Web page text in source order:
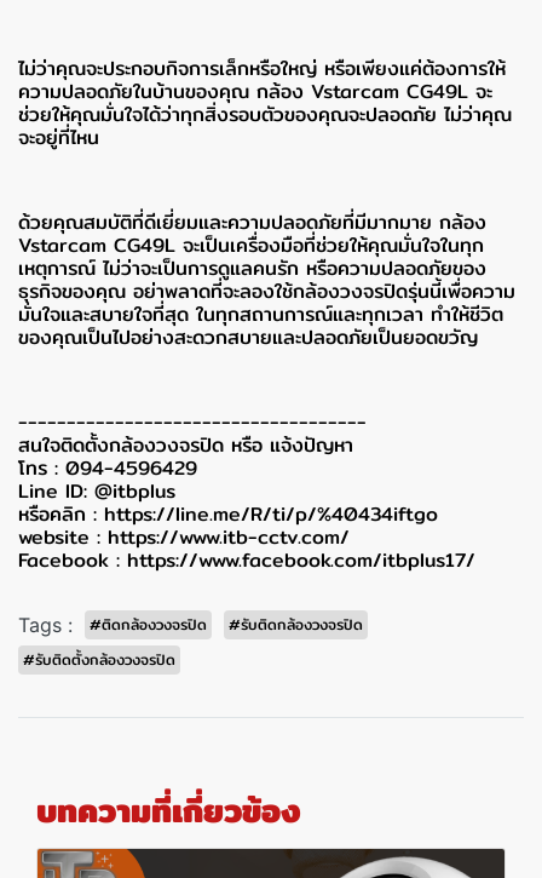
ไม่ว่าคุณจะประกอบกิจการเล็กหรือใหญ่ หรือเพียงแค่ต้องการให้
ความปลอดภัยในบ้านของคุณ กล้อง Vstarcam CG49L จะ
ช่วยให้คุณมั่นใจได้ว่าทุกสิ่งรอบตัวของคุณจะปลอดภัย ไม่ว่าคุณ
จะอยู่ที่ไหน
ด้วยคุณสมบัติที่ดีเยี่ยมและความปลอดภัยที่มีมากมาย กล้อง
Vstarcam CG49L จะเป็นเครื่องมือที่ช่วยให้คุณมั่นใจในทุก
เหตุการณ์ ไม่ว่าจะเป็นการดูแลคนรัก หรือความปลอดภัยของ
ธุรกิจของคุณ อย่าพลาดที่จะลองใช้กล้องวงจรปิดรุ่นนี้เพื่อความ
มั่นใจและสบายใจที่สุด ในทุกสถานการณ์และทุกเวลา ทำให้ชีวิต
ของคุณเป็นไปอย่างสะดวกสบายและปลอดภัยเป็นยอดขวัญ
------------------------------------
สนใจติดตั้งกล้องวงจรปิด หรือ แจ้งปัญหา
โทร : 094-4596429
Line ID: @itbplus
หรือคลิก : https://line.me/R/ti/p/%40434iftgo
website : https://www.itb-cctv.com/
Facebook : https://www.facebook.com/itbplus17/
Tags : #ติดกล้องวงจรปิด
#รับติดกล้องวงจรปิด
#รับติดตั้งกล้องวงจรปิด
บทความที่เกี่ยวข้อง